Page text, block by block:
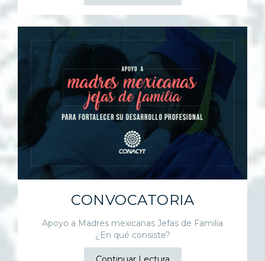
CONVOCATORIA
Apoyo a Madres mexicanas Jefas de Familia
¿En qué consiste?